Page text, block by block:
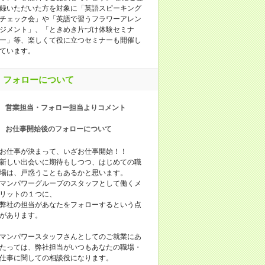
いただいた方を対象に「英語スピーキング
ェック会」や「英語で習うフラワーアレン
メント」、「ときめき片づけ体験セミナ
」等、楽しくて役に立つセミナーも開催し
います。
フォローについて
営業担当・フォロー担当よりコメント
お仕事開始後のフォローについて
仕事が決まって、いざお仕事開始！！
しい出会いに期待もしつつ、はじめての職
は、戸惑うこともあるかと思います。
ンパワーグループのスタッフとして働くメ
ットの１つに、
社の担当があなたをフォローするという点
あります。
ンパワースタッフさんとしてのご就業にあ
っては、弊社担当がいつもあなたの職場・
事に関しての相談役になります。